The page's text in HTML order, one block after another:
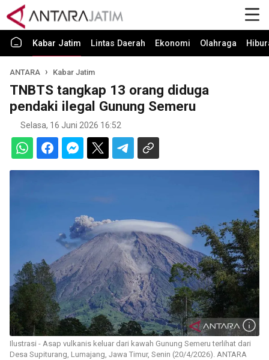
Kabar Jatim Lintas Daerah Ekonomi Olahraga
ANTARA Kabar Jatim
TNBTS tangkap 13 orang diduga
pendaki ilegal Gunung Semeru
Selasa, 16 Juni 2026 16:52
Ilustrasi - Asap vulkanis keluar dari kawah Gunung Semeru terlihat dari
Desa Supiturang, Lumajang, Jawa Timur, Senin (20/4/2026). ANTARA